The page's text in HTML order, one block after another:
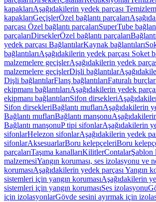
kapaklarıAşağıdakilerin yedek parçası
kapaklarıGeçişlerÖzel bağlantı parçaları
parçası Özel bağlantı parçalarıSuperTube
parçalarıDirseklerÖzel bağlantı parçaları
yedek parçası BağlantılarKaynak bağlantıları
bağlantılarıAşağıdakilerin yedek parçası Soket
malzemelere geçişlerAşağıdakilerin yedek
malzemelere geçişlerDişli bağlantılar
Dişli bağlantılarFlanş bağlantılarıFaturalı burçlar
ekipmanı bağlantılarıAşağıdakilerin yedek
ekipmanı bağlantılarıSifon dirsekleri
Sifon dirsekleriBağlantı muflarıAşağıdakilerin
Bağlantı muflarıBağlantı manşonu
Bağlantı manşonuP tipi sifonlarAşağıdakilerin
sifonlarHelezon sifonlarAşağıdakilerin yedek
sifonlarAksesuarlarBoru kelepçeleriBoru
parçalarıTaşıma kanallarıKilitlerContalarŞablon
malzemesiYangın koruması, ses izolasyonu ve
korumasıAşağıdakilerin yedek parçası Yangın
sistemleri için yangın korumasıAşağıdakilerin
sistemleri için yangın korumasıSes izolasyonu
için izolasyonlarGövde sesini ayırmak için